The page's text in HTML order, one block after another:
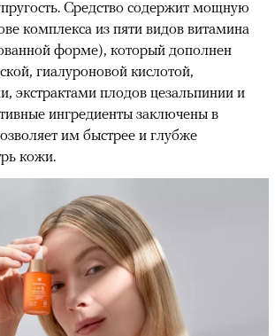
Средство содержит мощную
комплекса из пяти видов витамина
форме), который дополнен
гиалуроновой кислотой,
экстрактами плодов цезальпинии и
ингредиенты заключены в
им быстрее и глубже
кожи.